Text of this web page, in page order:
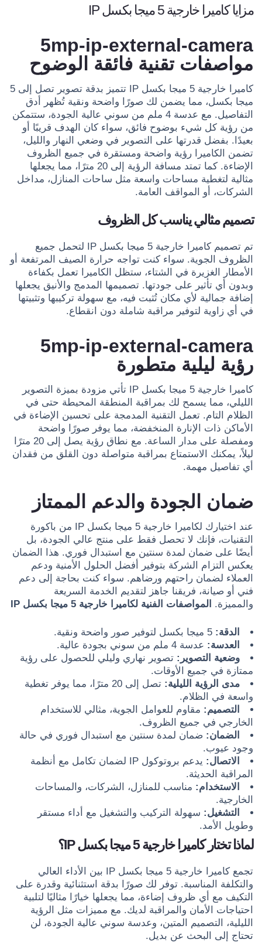
مزايا كاميرا خارجية 5 ميجا بكسل IP
5mp-ip-external-camera
مواصفات تقنية فائقة الوضوح
كاميرا خارجية 5 ميجا بكسل IP تتميز بدقة تصوير تصل إلى 5
ميجا بكسل، مما يضمن لك صورًا واضحة ونقية تُظهر أدق
التفاصيل. مع عدسة 4 ملم من سوني عالية الجودة، ستتمكن
من رؤية كل شيء بوضوح فائق، سواء كان الهدف قريبًا أو
بعيدًا. بفضل قدرتها على التصوير في وضعي النهار والليل،
تضمن الكاميرا رؤية واضحة ومستقرة في جميع الظروف
الإضاءة. كما تمتد مسافة الرؤية إلى 20 مترًا، مما يجعلها
مثالية لتغطية مساحات واسعة مثل ساحات المنازل، مداخل
الشركات، أو المواقف العامة.
تصميم مثالي يناسب كل الظروف
تم تصميم كاميرا خارجية 5 ميجا بكسل IP لتحمل جميع
الظروف الجوية. سواء كنت تواجه حرارة الصيف المرتفعة أو
الأمطار الغزيرة في الشتاء، ستظل الكاميرا تعمل بكفاءة
وبدون أي تأثير على جودتها. تصميمها المدمج والأنيق يجعلها
إضافة جمالية لأي مكان تُثبت فيه، مع سهولة تركيبها وتثبيتها
في أي زاوية لتوفير مراقبة شاملة دون انقطاع.
5mp-ip-external-camera
رؤية ليلية متطورة
كاميرا خارجية 5 ميجا بكسل IP تأتي مزودة بميزة التصوير
الليلي، مما يسمح لك بمراقبة المنطقة المحيطة حتى في
الظلام التام. تعمل التقنية المدمجة على تحسين الإضاءة في
الأماكن ذات الإنارة المنخفضة، مما يوفر صورًا واضحة
ومفصلة على مدار الساعة. مع نطاق رؤية يصل إلى 20 مترًا
ليلاً، يمكنك الاستمتاع بمراقبة متواصلة دون القلق من فقدان
أي تفاصيل مهمة.
ضمان الجودة والدعم الممتاز
عند اختيارك لكاميرا خارجية 5 ميجا بكسل IP من باكورة
التقنيات، فإنك لا تحصل فقط على منتج عالي الجودة، بل
أيضًا على ضمان لمدة سنتين مع استبدال فوري. هذا الضمان
يعكس التزام الشركة بتوفير أفضل الحلول الأمنية ودعم
العملاء لضمان راحتهم ورضاهم. سواء كنت بحاجة إلى دعم
فني أو صيانة، فريقنا جاهز لتقديم الخدمة السريعة
والمميزة. المواصفات الفنية لكاميرا خارجية 5 ميجا بكسل IP
الدقة:
العدسة: عدسة 4 ملم من سوني بجودة عالية.
وضعية التصوير: تصوير نهاري وليلي للحصول على رؤية
ممتازة في جميع الأوقات.
مدى الرؤية الليلية:
تصل إلى 20 مترًا، مما يوفر تغطية
واسعة في الظلام.
التصميم: مقاوم للعوامل الجوية، مثالي للاستخدام
الخارجي في جميع الظروف.
الضمان: ضمان لمدة سنتين مع استبدال فوري في حالة
وجود عيوب.
الاتصال:
يدعم بروتوكول IP لضمان تكامل مع أنظمة
المراقبة الحديثة.
الاستخدام: مناسب للمنازل، الشركات، والمساحات
الخارجية.
التشغيل: سهولة التركيب والتشغيل مع أداء مستقر
وطويل الأمد.
لماذا تختار كاميرا خارجية 5 ميجا بكسل IP؟
تجمع كاميرا خارجية 5 ميجا بكسل IP بين الأداء العالي
والتكلفة المناسبة. توفر لك صورًا بدقة استثنائية وقدرة على
التكيف مع أي ظروف إضاءة، مما يجعلها خيارًا مثاليًا لتلبية
احتياجات الأمان والمراقبة لديك. مع مميزات مثل الرؤية
الليلية، التصميم المتين، وعدسة سوني عالية الجودة، لن
تحتاج إلى البحث عن بديل.